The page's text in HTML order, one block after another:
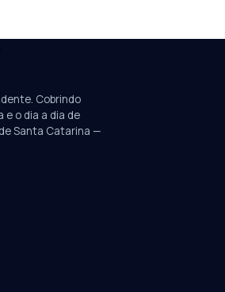
colunistas e editorias do JN
Cobrindo
o dia a dia de
Santa Catarina —